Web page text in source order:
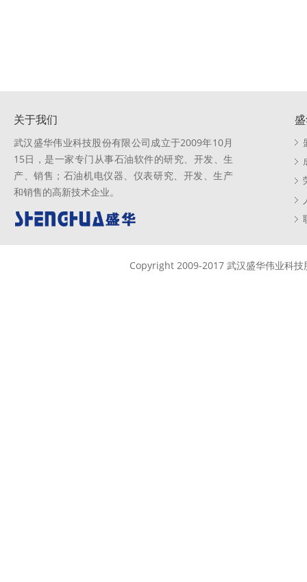
关于我们
武汉盛华伟业科技股份有限公司成立于2009年10月
15日，是一家专门从事石油软件的研究、开发、生
产、销售；石油机电仪器、仪表研究、开发、生产
和销售的高新技术企业。
Copyright 2009-2017 武汉盛华伟业科